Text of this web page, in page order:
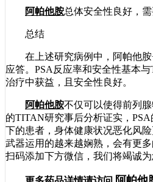
阿帕他胺总体安全性良好，
总结
在上述研究病例中，阿帕他胺
应答。PSA反应率和安全性基本
治疗中获益，且安全性良好。
阿帕他胺不仅可以使得前列
的TITAN研究事后分析证实，
下的患者，身体健康状况恶化风
武器运用的越来越娴熟，会有更
扫码添加下方微信，我们将竭诚为